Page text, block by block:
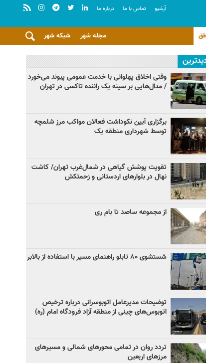
آرشيو تماس با ما درباره ما
شبکه شهر مجله شهر
وقتی اخلاق پهلوانی با خدمت عمومی پیوند می‌خورد
/ مدال‌هایی بر سینه یک راننده تاکسی در تهران
برگزاری آیین نکوداشت فعالان مواکب مرز شلمچه
توسط شهرداری منطقه یک
تقویت پوشش گیاهی در شمال‌غرب تهران/ کاشت
نهال در بلوارهای اردستانی و زحمتکش
از مجموعه ساصد تا بام ری
شستشوی ۸۰ تابلو راهنمای مسیر با استفاده از بالابر
توضیحات مدیرعامل اتوبوسرانی درباره ترخیص
اتوبوس‌های چینی از منطقه آزاد فرودگاه امام (ره)
تردد روان در تمامی محورهای شمالی و مسیرهای
مرزهای اربعین